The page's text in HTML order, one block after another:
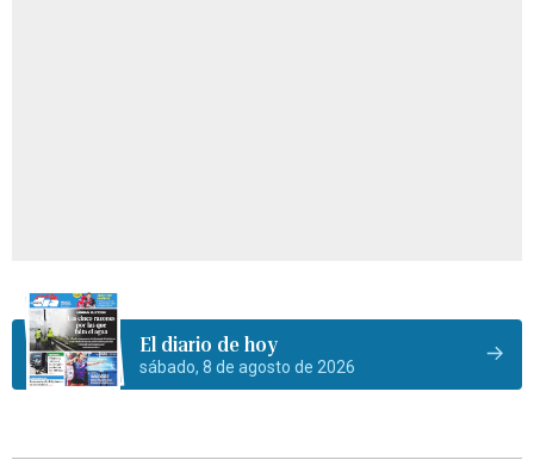
El diario de hoy
sábado, 8 de agosto de 2026